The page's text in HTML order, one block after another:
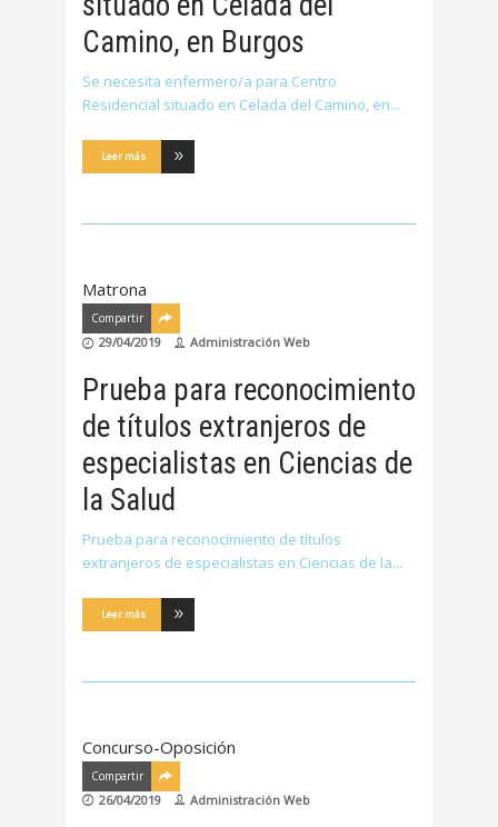
Camino, en Burgos
Se necesita enfermero/a para Centro
Residencial situado en Celada del Camino, en
Leer más
Matrona
Compartir
29/04/2019 Administración Web
Prueba para reconocimiento
de títulos extranjeros de
especialistas en Ciencias de
la Salud
Prueba para reconocimiento de títulos
extranjeros de especialistas en Ciencias de la
Leer más
Concurso-Oposición
Compartir
26/04/2019 Administración Web